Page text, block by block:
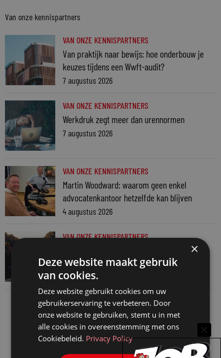
Van onze kennispartners
VAN ONZE KENNISPARTNERS
Van praktijk naar bewijs: hoe onderbouw je
keuzes tijdens een Wwft-audit?
7 augustus 2026
VAN ONZE KENNISPARTNERS
Werkdruk zegt meer dan urennormen
7 augustus 2026
VAN ONZE KENNISPARTNERS
Martin Woodward: waarom geen enkel
advocatenkantoor hetzelfde kan blijven
4 augustus 2026
VAN ONZE KENNISPARTNERS
Waarom standaard carrièrepaden talent
kosten
31 juli 2026
×
Deze website maakt gebruik
van cookies.
Deze website gebruikt cookies om uw
gebruikerservaring te verbeteren. Door
onze website te gebruiken, stemt u in met
alle cookies in overeenstemming met ons
Cookiebeleid. Privacy Policy